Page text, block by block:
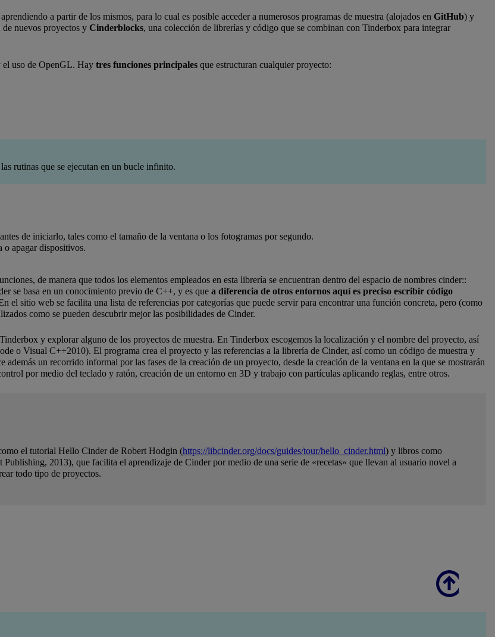
a partir de los mismos, para lo cual es posible acceder a numerosos programas de muestra (alojados en GitHub) y
de nuevos proyectos y Cinderblocks, una colección de librerías y código que se combinan con Tinderbox para integrar
el uso de OpenGL. Hay tres funciones principales que estructuran cualquier proyecto:
rutinas que se ejecutan en un bucle infinito.
de iniciarlo, tales como el tamaño de la ventana o los fotogramas por segundo.
o apagar dispositivos.
de manera que todos los elementos empleados en esta librería se encuentran dentro del espacio de nombres cinder::
se basa en un conocimiento previo de C++, y es que a diferencia de otros entornos aquí es preciso escribir código
el sitio web se facilita una lista de referencias por categorías que puede servir para encontrar una función concreta, pero (como
como se pueden descubrir mejor las posibilidades de Cinder.
y explorar alguno de los proyectos de muestra. En Tinderbox escogemos la localización y el nombre del proyecto, así
o Visual C++2010). El programa crea el proyecto y las referencias a la librería de Cinder, así como un código de muestra y
además un recorrido informal por las fases de la creación de un proyecto, desde la creación de la ventana en la que se mostrarán
por medio del teclado y ratón, creación de un entorno en 3D y trabajo con partículas aplicando reglas, entre otros.
el tutorial Hello Cinder de Robert Hodgin (https://libcinder.org/docs/guides/tour/hello_cinder.html) y libros como
2013), que facilita el aprendizaje de Cinder por medio de una serie de «recetas» que llevan al usuario novel a
todo tipo de proyectos.
Scroll